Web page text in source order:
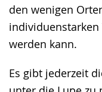
den wenigen
werden kann.
Es gibt jederzeit